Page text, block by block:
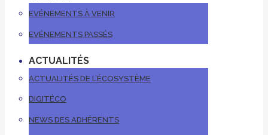
EVÉNEMENTS À VENIR
EVÉNEMENTS PASSÉS
ACTUALITÉS
ACTUALITÉS DE L’ÉCOSYSTÈME
DIGITÉCO
NEWS DES ADHÉRENTS